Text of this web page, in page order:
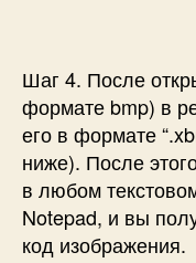
Шаг 4. После
формате bmp) в
его в формате
ниже). После
в любом
Notepad, и вы
код изображения.